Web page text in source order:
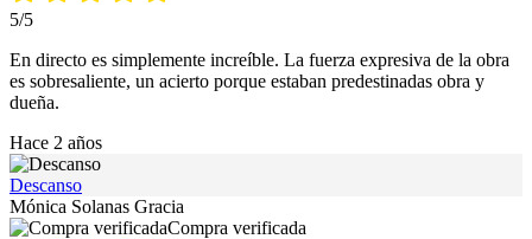
5/5
En directo es simplemente increíble. La fuerza expresiva de la obra
es sobresaliente, un acierto porque estaban predestinadas obra y
dueña.
Hace 2 años
Descanso
Mónica Solanas Gracia
Compra verificada